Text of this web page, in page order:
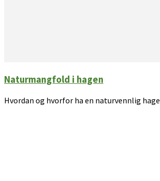
Naturmangfold i hagen
Hvordan og hvorfor ha en naturvennlig hage